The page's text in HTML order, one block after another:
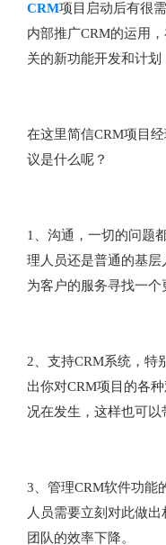
涵盖多种售前/后服务元素
涵盖多种售前/后服务元素
互联网等相关信息技
互联网金融模式发展
CRM项目启动后有很
内部推广CRM的运用
关的新功能开发和计
在这里简信CRM项目
议是什么呢？
1、沟通，一切的问题
理人员还是普通的基
为客户的服务寻找一个
2、支持CRM系统，特
出你对CRM项目的各
况在发生，这样也可
3、管理CRM软件功能
人员需要立刻对此做
团队的效率下降。